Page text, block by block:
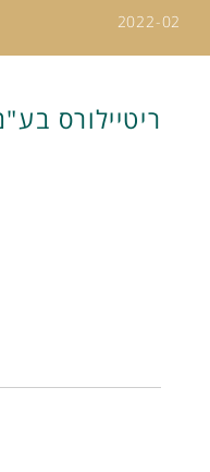
2022-02
ריטיילורס